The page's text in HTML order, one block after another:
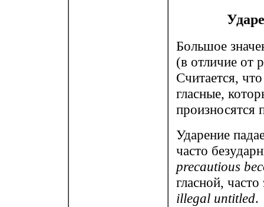
Большое
(в отличие от
Считается,
гласные,
произносятся
Ударение
часто
precautious
гласной,
illegal untitled.